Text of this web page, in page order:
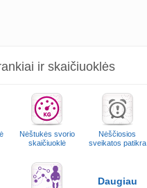
ir skaičiuoklės
Nėštukės svorio
skaičiuoklė
Nėščiosios
sveikatos patikra
Daugiau